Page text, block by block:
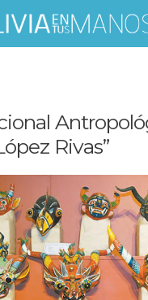
Rivas”